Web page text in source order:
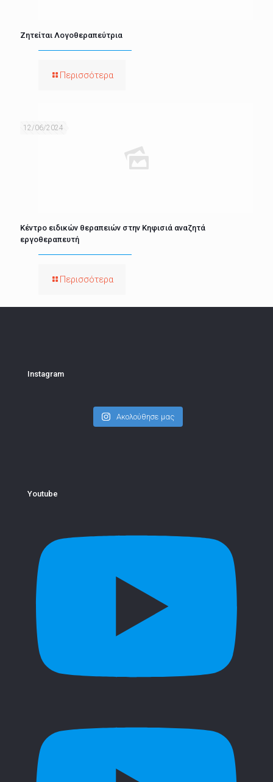
Ζητείται Λογοθεραπεύτρια
Περισσότερα
12/06/2024
Κέντρο ειδικών θεραπειών στην Κηφισιά αναζητά
εργοθεραπευτή
Περισσότερα
Instagram
Ακολούθησε μας
Youtube